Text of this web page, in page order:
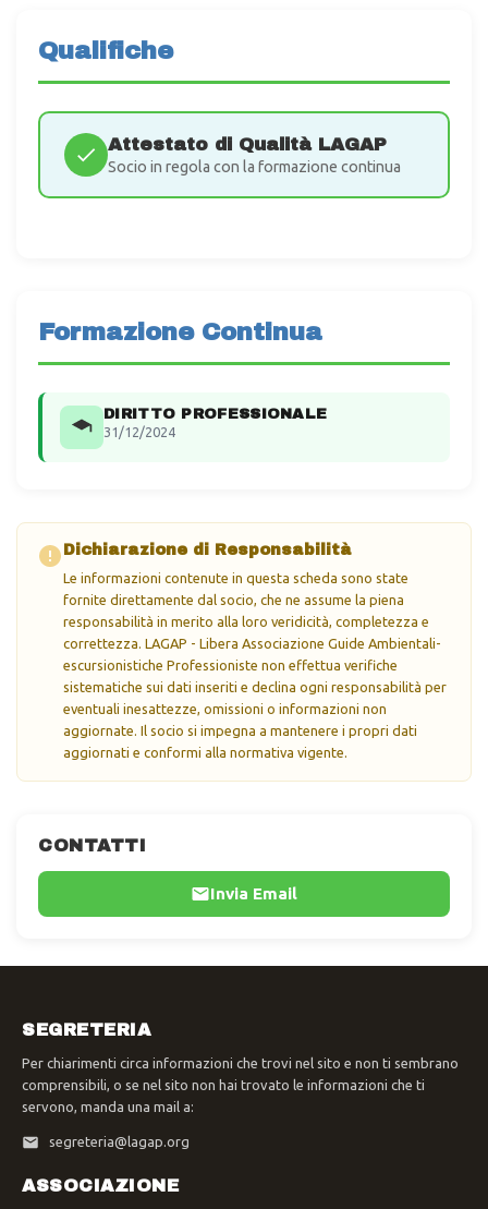
CONTATTI
Invia Email
Qualifiche
Attestato di Qualità LAGAP
Socio in regola con la formazione continua
Formazione Continua
DIRITTO PROFESSIONALE
31/12/2024
Dichiarazione di Responsabilità
Le informazioni contenute in questa scheda sono state
fornite direttamente dal socio, che ne assume la piena
responsabilità in merito alla loro veridicità, completezza e
correttezza. LAGAP - Libera Associazione Guide Ambientali-
escursionistiche Professioniste non effettua verifiche
sistematiche sui dati inseriti e declina ogni responsabilità per
eventuali inesattezze, omissioni o informazioni non
aggiornate. Il socio si impegna a mantenere i propri dati
aggiornati e conformi alla normativa vigente.
SEGRETERIA
Per chiarimenti circa informazioni che trovi nel sito e non ti sembrano
comprensibili, o se nel sito non hai trovato le informazioni che ti
servono, manda una mail a:
segreteria@lagap.org
ASSOCIAZIONE